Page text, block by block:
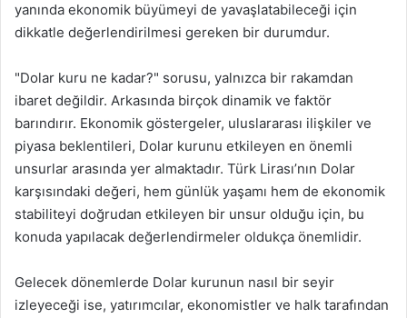
yanında ekonomik büyümeyi de yavaşlatabileceği için
dikkatle değerlendirilmesi gereken bir durumdur.
"Dolar kuru ne kadar?" sorusu, yalnızca bir rakamdan
ibaret değildir. Arkasında birçok dinamik ve faktör
barındırır. Ekonomik göstergeler, uluslararası ilişkiler ve
piyasa beklentileri, Dolar kurunu etkileyen en önemli
unsurlar arasında yer almaktadır. Türk Lirası’nın Dolar
karşısındaki değeri, hem günlük yaşamı hem de ekonomik
stabiliteyi doğrudan etkileyen bir unsur olduğu için, bu
konuda yapılacak değerlendirmeler oldukça önemlidir.
Gelecek dönemlerde Dolar kurunun nasıl bir seyir
izleyeceği ise, yatırımcılar, ekonomistler ve halk tarafından